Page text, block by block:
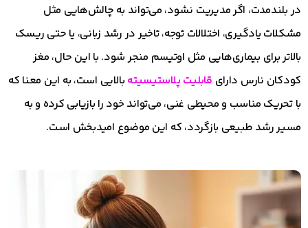
در بلندمدت، اگر مدیریت نشود، می‌تواند به چالش‌هایی مثل
مشکلات یادگیری، اختلالات توجه، تاخیر در رشد زبانی، یا حتی ریسک
بالاتر برای بیماری‌هایی مثل اوتیسم منجر شود. با این حال، مغز
کودکان نارس دارای قابلیت پلاستیسیته بالایی است، به این معنا که
با تحریک مناسب و محیطی غنی، می‌تواند خود را بازیابی کرده و به
مسیر رشد طبیعی بازگردد، که این موضوع امیدبخش است.